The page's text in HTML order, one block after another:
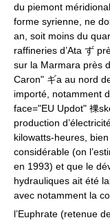
du piemont
forme syrienne, ne
an, soit moins du
raffineries d’Ata ず
sur la Marmara près
Caron" ギa au nord
importé, notamment
face="EU Updot" 裸
production
kilowatts-heures,
considérable (on
en 1993) et que le
hydrauliques ait été
avec notamment la
l’Euphrate (retenue